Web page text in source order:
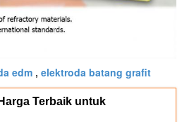
edm , elektroda batang grafit
Terbaik untuk